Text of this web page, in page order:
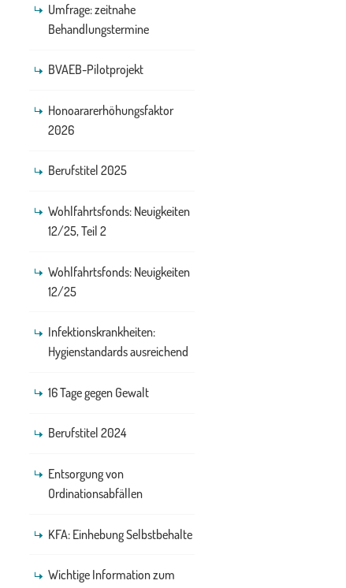
Umfrage: zeitnahe
Behandlungstermine
BVAEB-Pilotprojekt
Honoararerhöhungsfaktor
2026
Berufstitel 2025
Wohlfahrtsfonds: Neuigkeiten
12/25, Teil 2
Wohlfahrtsfonds: Neuigkeiten
12/25
Infektionskrankheiten:
Hygienstandards ausreichend
16 Tage gegen Gewalt
Berufstitel 2024
Entsorgung von
Ordinationsabfällen
KFA: Einhebung Selbstbehalte
Wichtige Information zum